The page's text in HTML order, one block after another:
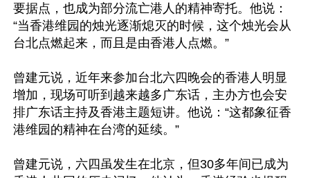
要据点，也成为部分流亡港人的精神寄托。他说：
“当香港维园的烛光逐渐熄灭的时候，这个烛光会从
台北点燃起来，而且是由香港人点燃。”
曾建元说，近年来参加台北六四晚会的香港人明显
增加，现场可听到越来越多广东话，主办方也会安
排广东话主持及香港主题短讲。他说：“这都象征香
港维园的精神在台湾的延续。”
曾建元说，六四虽发生在北京，但30多年间已成为